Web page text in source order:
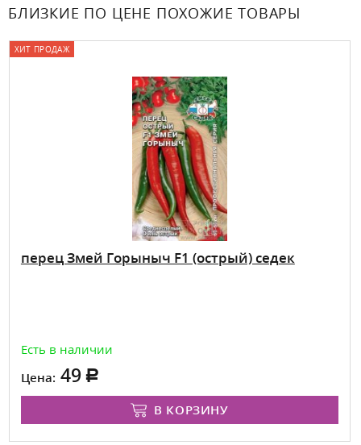
БЛИЗКИЕ ПО ЦЕНЕ ПОХОЖИЕ ТОВАРЫ
ХИТ ПРОДАЖ
перец Змей Горыныч F1 (острый) седек
Есть в наличии
Цена: 49
В КОРЗИНУ